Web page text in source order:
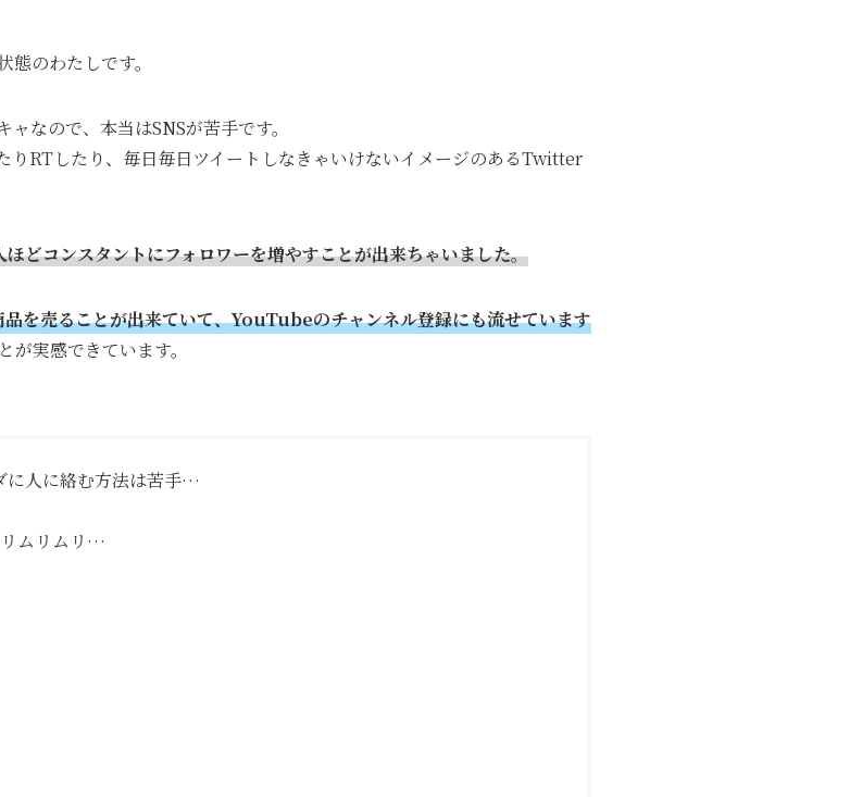
態のわたしです。
なので、本当はSNSが苦手です。
りRTしたり、毎日毎日ツイートしなきゃいけないイメージのあるTwitter
どコンスタントにフォロワーを増やすことが出来ちゃいました。
売ることが出来ていて、YouTubeのチャンネル登録にも流せています
が実感できています。
に人に絡む方法は苦手…
リムリムリ…